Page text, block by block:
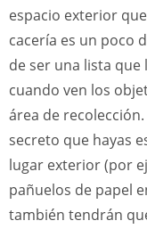
espacio exterior
cacería es un poco
de ser una lista
cuando ven los
área de
secreto que hayas
lugar exterior (por
pañuelos de papel
también tendrán